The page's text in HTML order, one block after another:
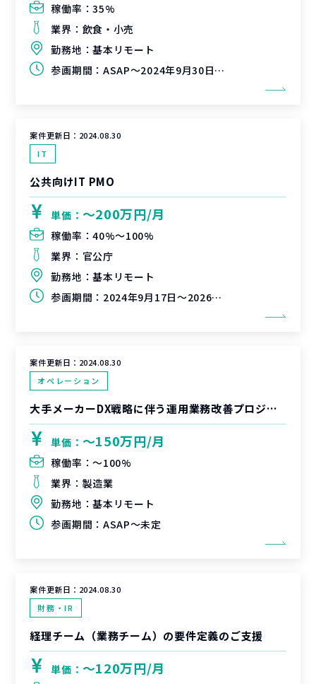
稼働率：35%
業界： 飲食・小売
勤務地：基本リモート
参画期間： ASAP～2024年9月30日（延長可能性有）
案件更新日： 2024.08.30
IT
公共向けIT PMO
単価： 〜200万円/月
稼働率：40%〜100%
業界： 官公庁
勤務地：基本リモート
参画期間： 2024年9月17日～2026年3月31日（延長可能性有）
案件更新日： 2024.08.30
オペレーション
大手メーカーDX戦略に伴う運用業務改善プロジェクト ジョブチームサポート
単価： 〜150万円/月
稼働率：〜100%
業界： 製造業
勤務地：基本リモート
参画期間： ASAP～未定
案件更新日： 2024.08.30
財務・IR
経理チーム（業務チーム）の要件定義のご支援
単価： 〜120万円/月